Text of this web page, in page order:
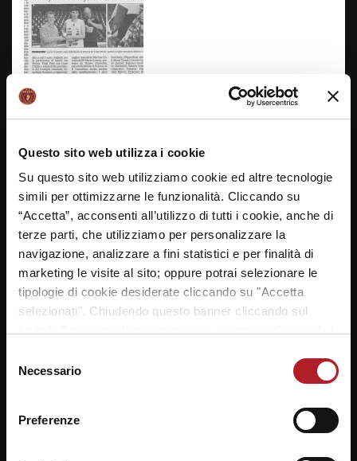
Questo sito web utilizza i cookie
Su questo sito web utilizziamo cookie ed altre tecnologie
simili per ottimizzarne le funzionalità. Cliccando su
“Accetta”, acconsenti all’utilizzo di tutti i cookie, anche di
terze parti, che utilizziamo per personalizzare la
navigazione, analizzare a fini statistici e per finalità di
marketing le visite al sito; oppure potrai selezionare le
tipologie di cookie desiderate cliccando su "Accetta
selezionati". Chiudendo questo banner cliccando sul
modificare le tue preferenze in ogni momento mediante il
link “Impostazione dei cookie” a fine pagina. Per ulteriori
Cookie
Policy.
delNecessario
Preferenze
TRIONFA IL BRUNO – FRANCHETTI –
IL GAZZETTINO VE
17/04/2016
BRUNO – FRANCHETTI – LA NUOVA VE